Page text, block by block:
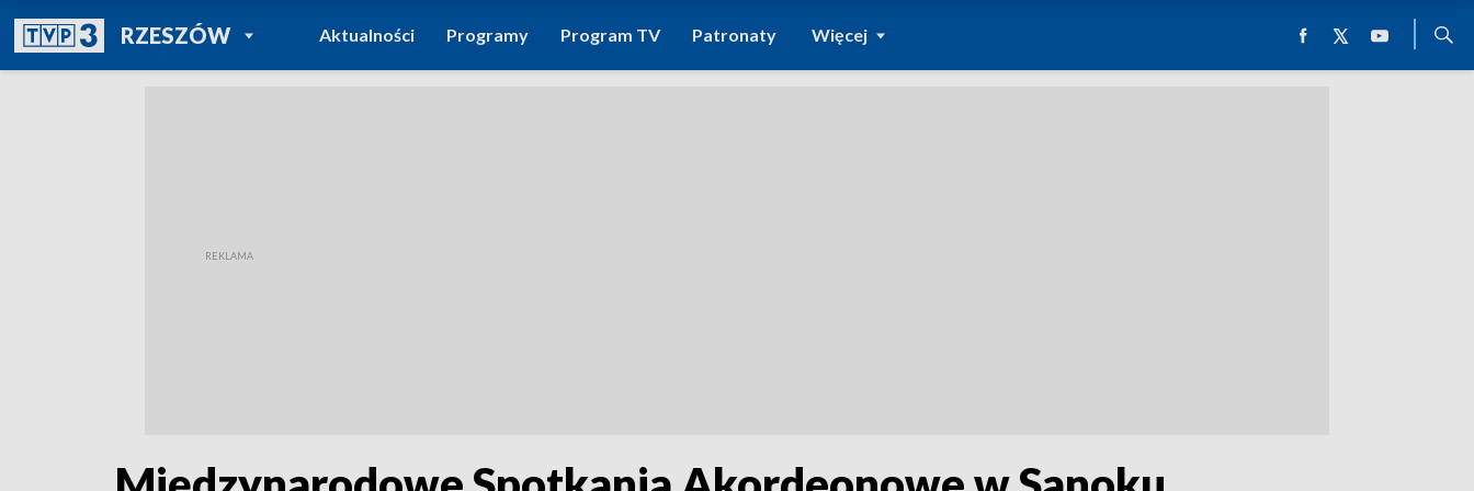
RZESZÓWPOWRÓT DO
TVP REGIONY
Aktualności Programy Program TV Patronaty Więcej